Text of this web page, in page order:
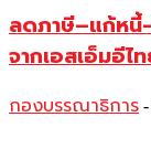
ลดภาษี–แก้หนี้
จากเอสเอ็มอีไ
กองบรรณาธิการ -